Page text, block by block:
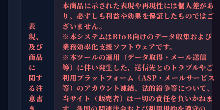
表
現、
及び
商品
に
関す
る注
意書
本商品に示された表現や再現性には個人差があ
り、必ずしも利益や効果を保証したものではご
ざいません。
※本システムはBtoB向けのデータ収集および
業務効率化支援ソフトウェアです。
※本ツールの運用（データ取得・メール送信
等）に伴い発生した、送信先とのトラブルやご
利用プラットフォーム（ASP・メールサービス
等）のアカウント凍結、法的紛争等について、
当サイト（販売者）は一切の責任を負いかねま